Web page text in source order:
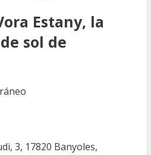
Estany, la
sol de
3, 17820 Banyoles,